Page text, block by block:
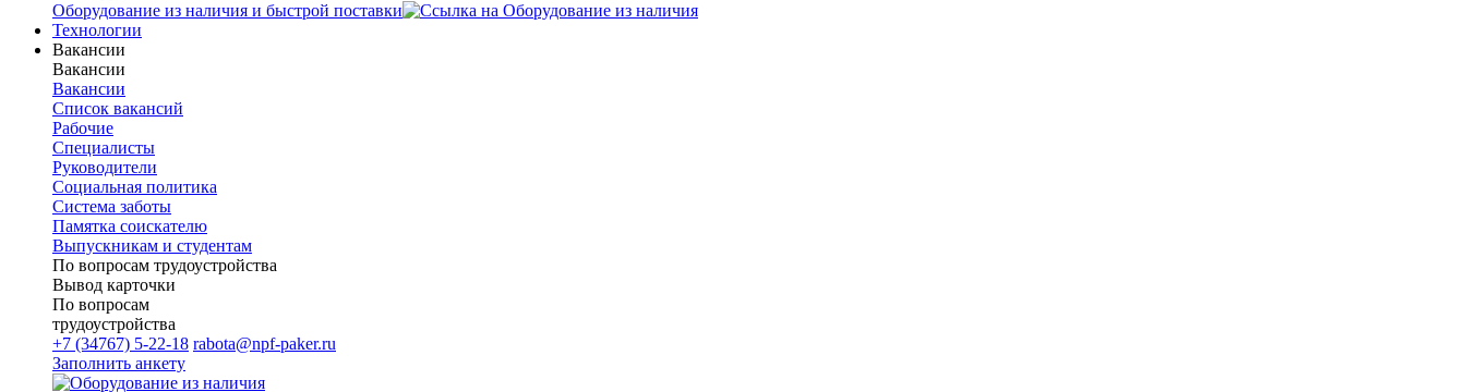
Оборудование из наличия и быстрой поставки
Технологии
Вакансии
Вакансии
Вакансии
Список вакансий
Рабочие
Специалисты
Руководители
Cоциальная политика
Система заботы
Памятка соискателю
Выпускникам и студентам
По вопросам трудоустройства
Вывод карточки
По вопросам
трудоустройства
+7 (34767) 5-22-18 rabota@npf-paker.ru
Заполнить анкету